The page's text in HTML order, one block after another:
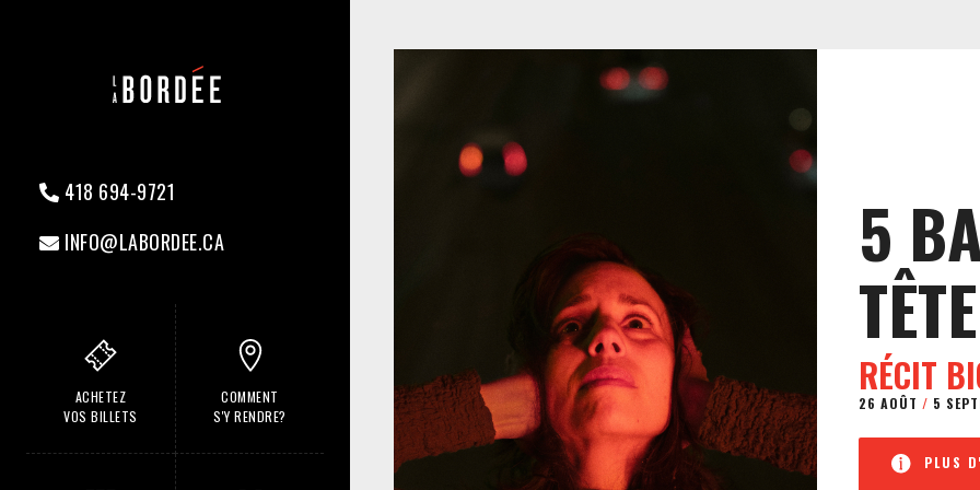
418 694-9721
INFO@LABORDEE.CA
ACHETEZ
VOS BILLETS
COMMENT
S'Y RENDRE?
5
TÊTE
RÉCIT
26 AOÛT / 5
PLUS